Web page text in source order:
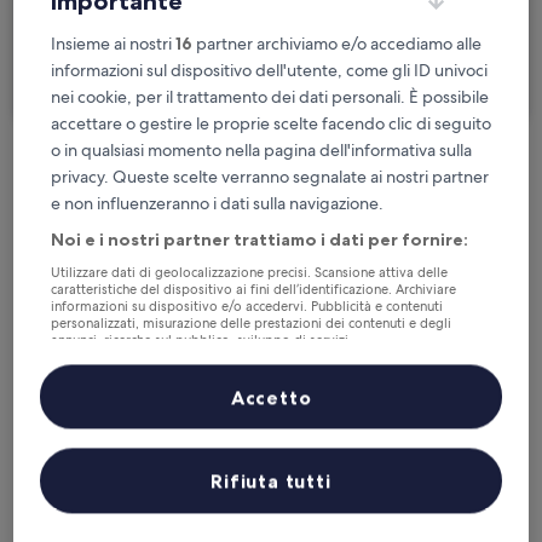
Cerca
Cancellazione gratuita se cambi
programma
Accumula vantaggi con ogni notte di
soggiorno
Controlla i prezzi per queste date
Questa sera
Domani
Insieme ai nostri16 partner archiviamo e/o accediamo alle
informazioni sul dispositivo dell'utente, come gli ID univoci
nei cookie, per il trattamento dei dati personali. È possibile
accettare o gestire le proprie scelte facendo clic di seguito
o in qualsiasi momento nella pagina dell'informativa sulla
privacy. Queste scelte verranno segnalate ai nostri partner
e non influenzeranno i dati sulla navigazione.
Noi e i nostri partner trattiamo i dati per fornire:
Utilizzare dati di geolocalizzazione precisi. Scansione attiva delle
caratteristiche del dispositivo ai fini dell’identificazione. Archiviare
informazioni su dispositivo e/o accedervi. Pubblicità e contenuti
personalizzati, misurazione delle prestazioni dei contenuti e degli
annunci, ricerche sul pubblico, sviluppo di servizi.
Elenco dei partner (fornitori)
Rifiuta tutti
Accetto